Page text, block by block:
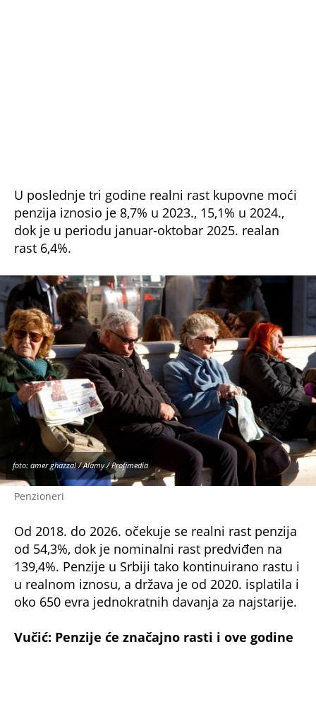
U poslednje tri godine realni rast kupovne moći
penzija iznosio je 8,7% u 2023., 15,1% u 2024.,
dok je u periodu januar-oktobar 2025. realan
rast 6,4%.
Penzioneri
foto: amer ghazzal / Alamy / Profimedia
Od 2018. do 2026. očekuje se realni rast penzija
od 54,3%, dok je nominalni rast predviđen na
139,4%. Penzije u Srbiji tako kontinuirano rastu i
u realnom iznosu, a država je od 2020. isplatila i
oko 650 evra jednokratnih davanja za najstarije.
Vučić: Penzije će značajno rasti i ove godine